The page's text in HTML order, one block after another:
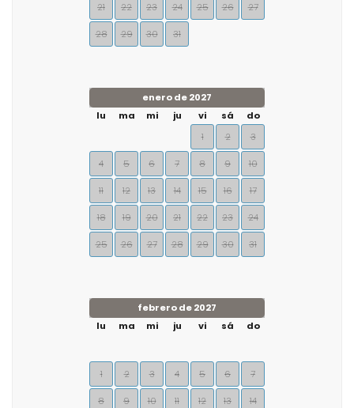
21 22 23 24 25 26 27
28 29 30 31
enero de 2027
lu
ma mi ju vi sá
do
1
2 3
4 5 6 7 8 9 10
11 12 13 14 15 16 17
18 19 20 21 22 23 24
25 26 27 28 29 30 31
febrero de 2027
lu
ma mi ju vi sá do
1 2 3 4 5 6 7
8 9 10 11 12 13 14